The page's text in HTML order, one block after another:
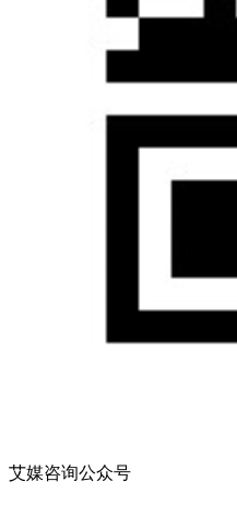
艾媒咨询公众号